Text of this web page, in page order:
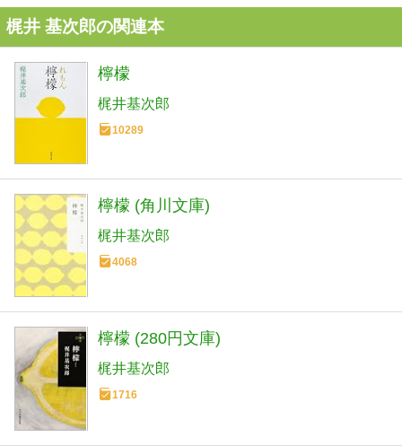
梶井 基次郎の関連本
檸檬
梶井基次郎
10289
檸檬 (角川文庫)
梶井基次郎
4068
檸檬 (280円文庫)
梶井基次郎
1716